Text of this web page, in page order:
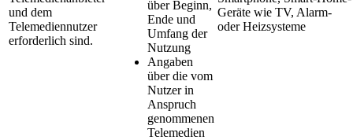
und dem
Telemediennutzer
erforderlich sind.
über Beginn,
Ende und
Umfang der
Nutzung
Angaben
über die vom
Nutzer in
Anspruch
genommenen
Telemedien
Geräte wie TV, Alarm-
oder Heizsysteme